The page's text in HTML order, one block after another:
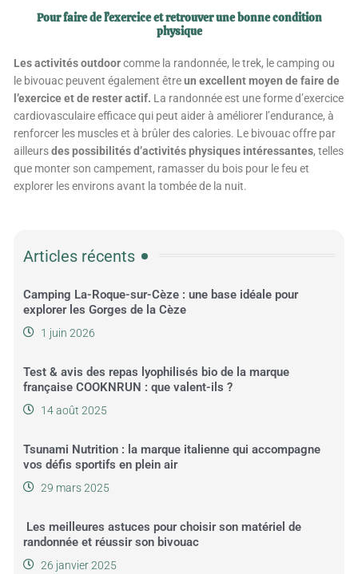
Pour faire de l’exercice et retrouver une bonne condition
physique
Les activités outdoorcomme la randonnée, le trek, le camping ou
le bivouac peuvent également êtreun excellent moyen de faire de
l’exercice et de rester actif. La randonnée est une forme d’exercice
cardiovasculaire efficace qui peut aider à améliorer l’endurance, à
renforcer les muscles et à brûler des calories. Le bivouac offre par
ailleursdes possibilités d’activités physiques intéressantes, telles
que monter son campement, ramasser du bois pour le feu et
explorer les environs avant la tombée de la nuit.
Articles récents
Camping La-Roque-sur-Cèze : une base idéale pour
explorer les Gorges de la Cèze
1 juin 2026
Test & avis des repas lyophilisés bio de la marque
française COOKNRUN : que valent-ils ?
14 août 2025
Tsunami Nutrition : la marque italienne qui accompagne
vos défis sportifs en plein air
29 mars 2025
Les meilleures astuces pour choisir son matériel de
randonnée et réussir son bivouac
26 janvier 2025